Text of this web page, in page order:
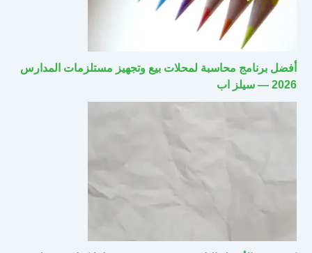
أفضل برنامج محاسبة لمحلات بيع وتجهيز مستلزمات المدارس
2026 — سيلز اب